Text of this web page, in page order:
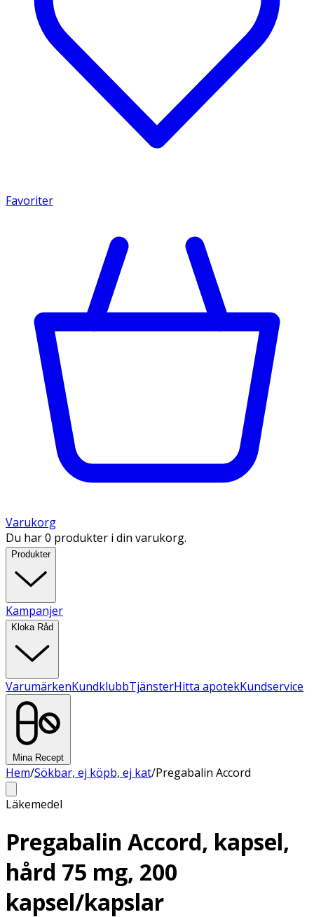
Favoriter
Varukorg
Du har 0 produkter i din varukorg.
Produkter
Kampanjer
Kloka Råd
VarumärkenKundklubbTjänsterHitta apotekKundservice
Mina Recept
Hem/Sökbar, ej köpb, ej kat/Pregabalin Accord
Läkemedel
Pregabalin Accord, kapsel,
hård 75 mg, 200
kapsel/kapslar